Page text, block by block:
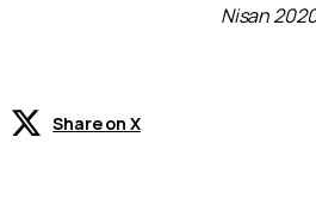
Nisan
Share on X